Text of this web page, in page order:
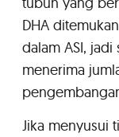
DHA
dalam ASI,
menerima
Jika menyusui